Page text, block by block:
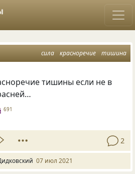
сила красноречие тишина
тишины если не в
691
2
07 июл 2021